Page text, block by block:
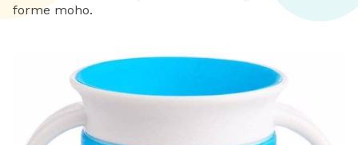
forme moho.